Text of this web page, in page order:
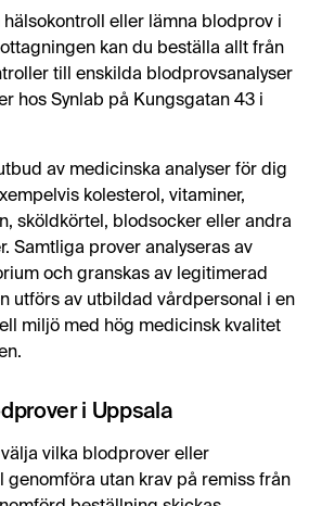
eller lämna blodprov i
kan du beställa allt från
till enskilda blodprovsanalyser
hos Synlab på Kungsgatan 43 i
av medicinska analyser för dig
kolesterol, vitaminer,
sköldkörtel, blodsocker eller andra
Samtliga prover analyseras av
och granskas av legitimerad
utförs av utbildad vårdpersonal i en
miljö med hög medicinsk kvalitet
i Uppsala
vilka blodprover eller
genomföra utan krav på remiss från